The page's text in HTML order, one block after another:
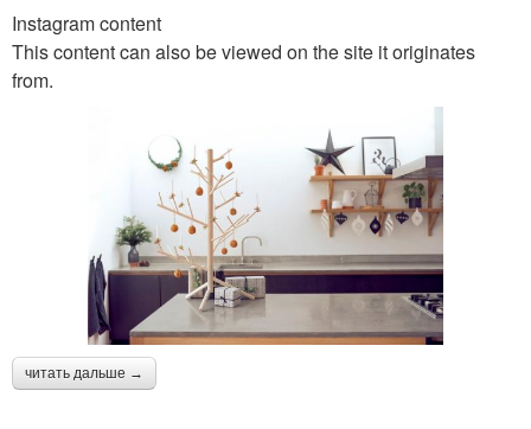
Instagram content
This content can also be viewed on the site it originates
from.
читать дальше →